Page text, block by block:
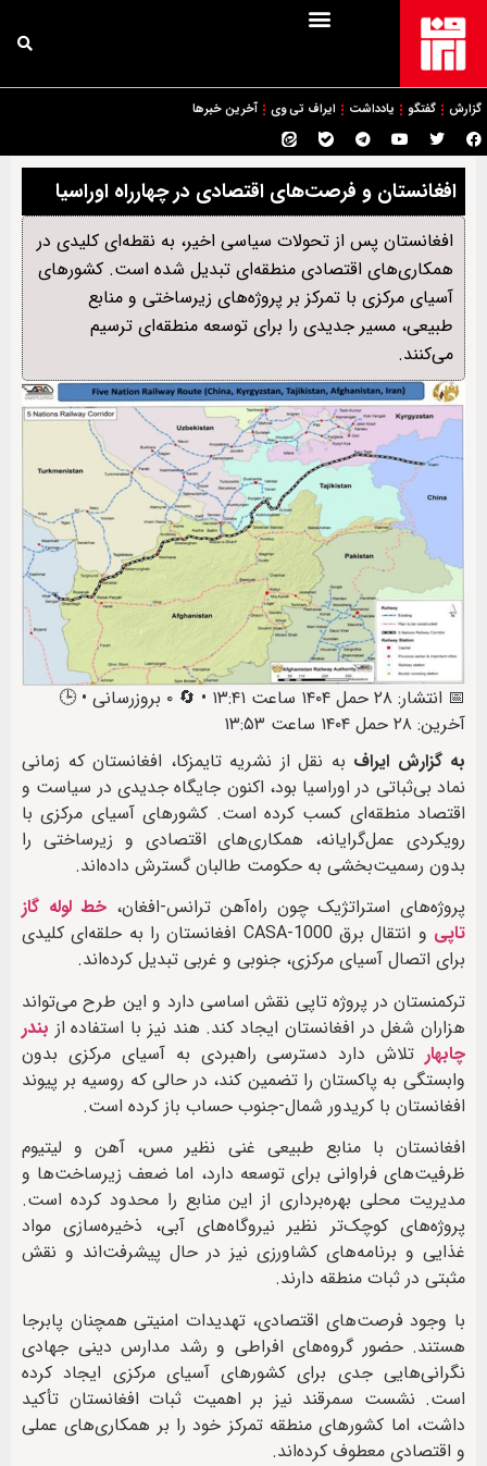
گزارش گفتگو یادداشت ایراف تی وی آخرین خبرها
افغانستان و فرصت‌های اقتصادی در چهارراه اوراسیا
افغانستان پس از تحولات سیاسی اخیر، به نقطه‌ای کلیدی در
همکاری‌های اقتصادی منطقه‌ای تبدیل شده است. کشورهای
آسیای مرکزی با تمرکز بر پروژه‌های زیرساختی و منابع
طبیعی، مسیر جدیدی را برای توسعه منطقه‌ای ترسیم
می‌کنند.
📅 انتشار: ۲۸ حمل ۱۴۰۴ ساعت ۱۳:۴۱ • 🔄 ۰ بروزرسانی • 🕒
آخرین: ۲۸ حمل ۱۴۰۴ ساعت ۱۳:۵۳
به گزارش ایراف به نقل از نشریه تایمزکا، افغانستان که زمانی
نماد بی‌ثباتی در اوراسیا بود، اکنون جایگاه جدیدی در سیاست و
اقتصاد منطقه‌ای کسب کرده است. کشورهای آسیای مرکزی با
رویکردی عمل‌گرایانه، همکاری‌های اقتصادی و زیرساختی را
بدون رسمیت‌بخشی به حکومت طالبان گسترش داده‌اند.
پروژه‌های استراتژیک چون راه‌آهن ترانس-افغان، خط لوله گاز
تاپی
و انتقال برق CASA-1000 افغانستان را به حلقه‌ای کلیدی
برای اتصال آسیای مرکزی، جنوبی و غربی تبدیل کرده‌اند.
ترکمنستان در پروژه تاپی نقش اساسی دارد و این طرح می‌تواند
هزاران شغل در افغانستان ایجاد کند. هند نیز با استفاده از بندر
چابهار تلاش دارد دسترسی راهبردی به آسیای مرکزی بدون
وابستگی به پاکستان را تضمین کند، در حالی که روسیه بر پیوند
افغانستان با کریدور شمال-جنوب حساب باز کرده است.
افغانستان با منابع طبیعی غنی نظیر مس، آهن و لیتیوم
ظرفیت‌های فراوانی برای توسعه دارد، اما ضعف زیرساخت‌ها و
مدیریت محلی بهره‌برداری از این منابع را محدود کرده است.
پروژه‌های کوچک‌تر نظیر نیروگاه‌های آبی، ذخیره‌سازی مواد
غذایی و برنامه‌های کشاورزی نیز در حال پیشرفت‌اند و نقش
مثبتی در ثبات منطقه دارند.
با وجود فرصت‌های اقتصادی، تهدیدات امنیتی همچنان پابرجا
هستند. حضور گروه‌های افراطی و رشد مدارس دینی جهادی
نگرانی‌هایی جدی برای کشورهای آسیای مرکزی ایجاد کرده
است. نشست سمرقند نیز بر اهمیت ثبات افغانستان تأکید
داشت، اما کشورهای منطقه تمرکز خود را بر همکاری‌های عملی
و اقتصادی معطوف کرده‌اند.